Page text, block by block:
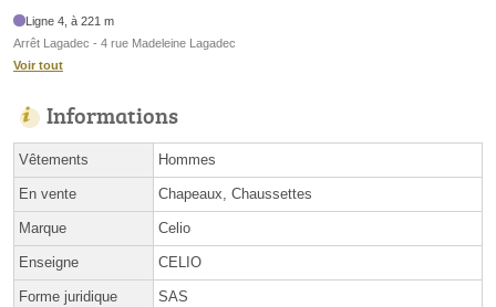
Ligne 4, à 221 m
Arrêt Lagadec - 4 rue Madeleine Lagadec
Voir tout
Informations
Vêtements Hommes
En vente Chapeaux, Chaussettes
Marque Celio
Enseigne CELIO
Forme juridique SAS